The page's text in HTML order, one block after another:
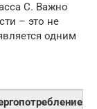
C. Важно
– это не
одним